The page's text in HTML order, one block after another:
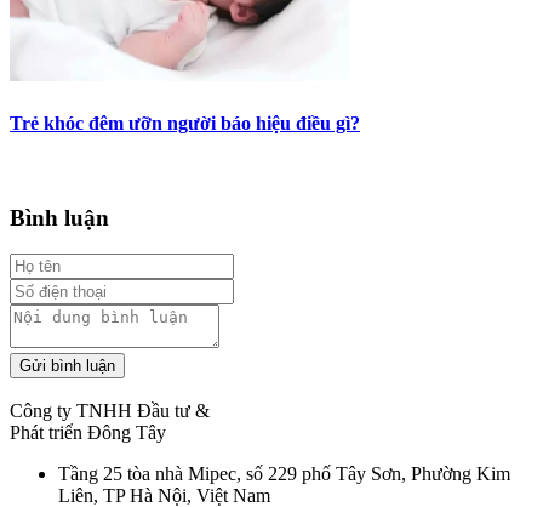
Trẻ khóc đêm ưỡn người báo hiệu điều gì?
Bình luận
Gửi bình luận
Công ty TNHH Đầu tư &
Phát triển Đông Tây
Tầng 25 tòa nhà Mipec, số 229 phố Tây Sơn, Phường Kim
Liên, TP Hà Nội, Việt Nam